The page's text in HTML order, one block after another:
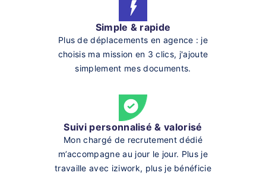
Simple & rapide
Plus de déplacements en agence : je
choisis ma mission en 3 clics, j'ajoute
simplement mes documents.
Suivi personnalisé & valorisé
Mon chargé de recrutement dédié
m’accompagne au jour le jour. Plus je
travaille avec iziwork, plus je bénéficie